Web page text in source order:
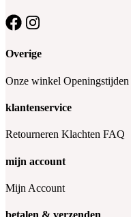
Overige
Onze winkel Openingstijden
klantenservice
Retourneren Klachten FAQ
mijn account
Mijn Account
betalen & verzenden